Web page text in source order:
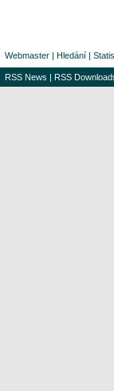
Webmaster | Hledání |
RSS News | RSS